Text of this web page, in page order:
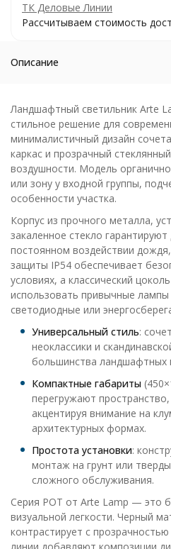
ТК Деловые Линии
Рассчитываем стоимость
Описание
Ландшафтный светильник Arte
стильное решение для
минималистичный дизайн
каркас и прозрачный
воздушности. Модель
или зону у входной группы,
особенности участка.
Корпус из прочного металла,
закаленное стекло
постоянном воздействии
защиты IP54 обеспечивает
условиях, а классический
использовать привычные лампы
светодиодные или
Универсальный стиль:
неоклассики и
большинства ландшафтных
Компактные габариты
перегружают
акцентируя внимание на
архитектурных формах.
Простота установки:
монтаж на грунт или
сложного обслуживания.
Серия POT от Arte Lamp — это
визуальной легкости. Черный
контрастирует с